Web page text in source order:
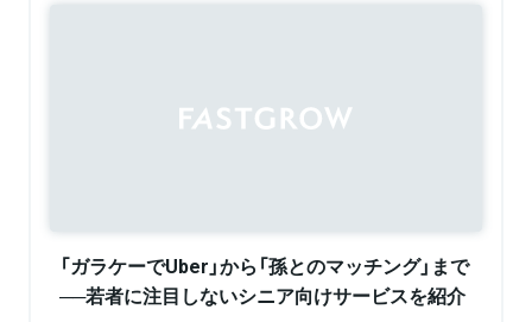
「ガラケーでUber」から「孫とのマッチング」まで
──若者に注目しないシニア向けサービスを紹介